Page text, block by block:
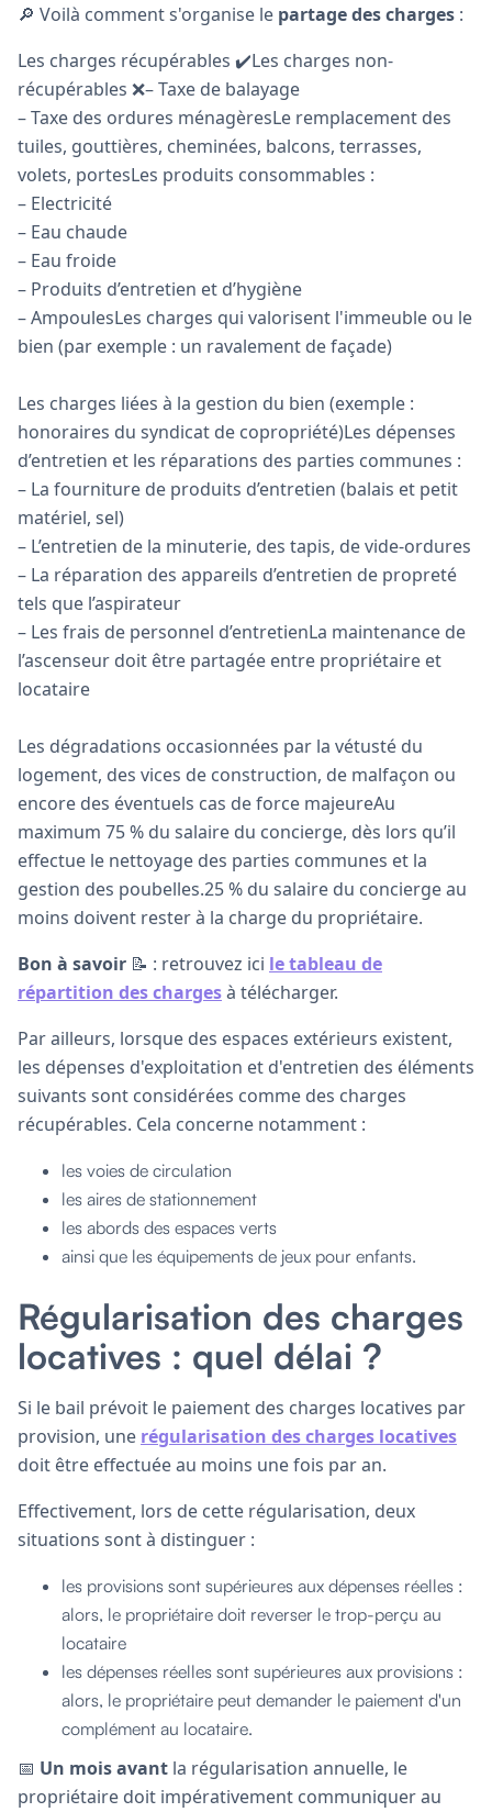
🔎 Voilà comment s'organise le partage des charges :
Les charges récupérables ✔️Les charges non-
récupérables ❌– Taxe de balayage
– Taxe des ordures ménagèresLe remplacement des
tuiles, gouttières, cheminées, balcons, terrasses,
volets, portesLes produits consommables :
– Electricité
– Eau chaude
– Eau froide
– Produits d’entretien et d’hygiène
– AmpoulesLes charges qui valorisent l'immeuble ou le
bien (par exemple : un ravalement de façade)
Les charges liées à la gestion du bien (exemple :
honoraires du syndicat de copropriété)Les dépenses
d’entretien et les réparations des parties communes :
– La fourniture de produits d’entretien (balais et petit
matériel, sel)
– L’entretien de la minuterie, des tapis, de vide-ordures
– La réparation des appareils d’entretien de propreté
tels que l’aspirateur
– Les frais de personnel d’entretienLa maintenance de
l’ascenseur doit être partagée entre propriétaire et
locataire
Les dégradations occasionnées par la vétusté du
logement, des vices de construction, de malfaçon ou
encore des éventuels cas de force majeureAu
maximum 75 % du salaire du concierge, dès lors qu’il
effectue le nettoyage des parties communes et la
gestion des poubelles.25 % du salaire du concierge au
moins doivent rester à la charge du propriétaire.
Bon à savoir 📝 : retrouvez ici le tableau de
répartition des chargesà télécharger.
Par ailleurs, lorsque des espaces extérieurs existent,
les dépenses d'exploitation et d'entretien des éléments
suivants sont considérées comme des charges
récupérables. Cela concerne notamment :
les voies de circulation
les aires de stationnement
les abords des espaces verts
ainsi que les équipements de jeux pour enfants.
Régularisation des charges
locatives : quel délai ?
Si le bail prévoit le paiement des charges locatives par
provision, une régularisation des charges locatives
doit être effectuée au moins une fois par an.
Effectivement, lors de cette régularisation, deux
situations sont à distinguer :
les provisions sont supérieures aux dépenses réelles :
alors, le propriétaire doit reverser le trop-perçu au
locataire
les dépenses réelles sont supérieures aux provisions :
alors, le propriétaire peut demander le paiement d'un
complément au locataire.
📅 Un mois avant la régularisation annuelle, le
propriétaire doit impérativement communiquer au